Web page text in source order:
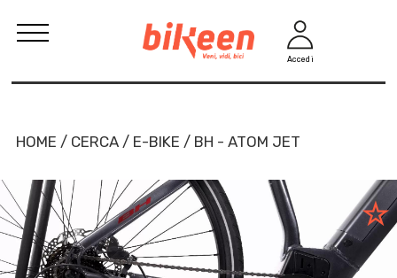
Accedi
HOME / CERCA / E-BIKE / BH - ATOM JET